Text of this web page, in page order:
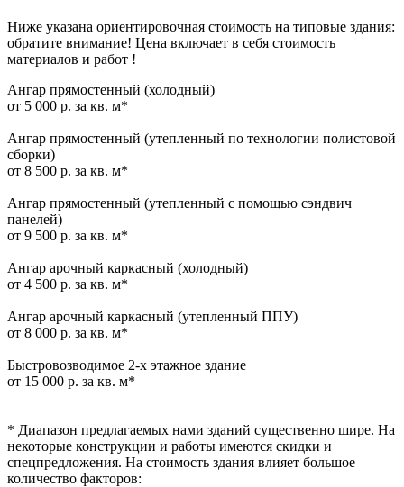
Ниже указана ориентировочная стоимость на типовые здания:
обратите внимание! Цена включает в себя стоимость
материалов и работ !
Ангар прямостенный (холодный)
от 5 000 р. за кв. м*
Ангар прямостенный (утепленный по технологии полистовой
сборки)
от 8 500 р. за кв. м*
Ангар прямостенный (утепленный с помощью сэндвич
панелей)
от 9 500 р. за кв. м*
Ангар арочный каркасный (холодный)
от 4 500 р. за кв. м*
Ангар арочный каркасный (утепленный ППУ)
от 8 000 р. за кв. м*
Быстровозводимое 2-х этажное здание
от 15 000 р. за кв. м*
* Диапазон предлагаемых нами зданий существенно шире. На
некоторые конструкции и работы имеются скидки и
спецпредложения. На стоимость здания влияет большое
количество факторов: